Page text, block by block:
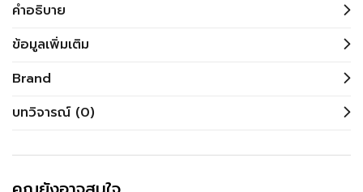
คำอธิบาย
ข้อมูลเพิ่มเติม
Brand
บทวิจารณ์ (0)